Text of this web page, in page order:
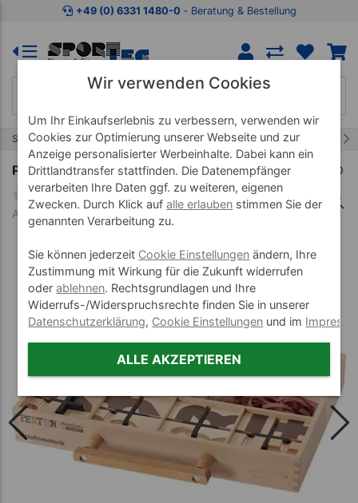
Zum Kaufbereich springen Zur Produktbeschreibung
+49 (0) 6331 1480-0 ‐ Beratung & Bestellung
Start Therapiebedarf Pertra Fördermaterial
Pertra Koffer Grafomotorik, 201-tlg.
Art-Nr. 18256
Wir verwenden Cookies
Um Ihr Einkaufserlebnis zu verbessern, verwenden wir
Cookies zur Optimierung unserer Webseite und zur
Anzeige personalisierter Werbeinhalte. Dabei kann ein
Drittlandtransfer stattfinden. Die Datenempfänger
verarbeiten Ihre Daten ggf. zu weiteren, eigenen
Zwecken. Durch Klick aufalle erlauben stimmen Sie der
genannten Verarbeitung zu.
Sie können jederzeit Cookie Einstellungen ändern, Ihre
Zustimmung mit Wirkung für die Zukunft widerrufen
oderablehnen. Rechtsgrundlagen und Ihre
Widerrufs-/Widerspruchsrechte finden Sie in unserer
Datenschutzerklärung, Cookie Einstellungen und im
ALLE AKZEPTIEREN